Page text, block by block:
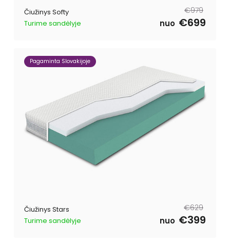
Čiužinys Softy
Turime sandėlyje
Reguliari
kaina
€979
Išpardavimo
kaina
nuo €699
Pagaminta Slovakijoje
Čiužinys Stars
Turime sandėlyje
Reguliari
kaina
€629
Išpardavimo
kaina
nuo €399